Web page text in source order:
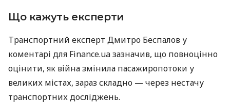
Що кажуть експерти
Транспортний експерт Дмитро Беспалов у
коментарі для Finance.ua зазначив, що повноцінно
оцінити, як війна змінила пасажиропотоки у
великих містах, зараз складно — через нестачу
транспортних досліджень.